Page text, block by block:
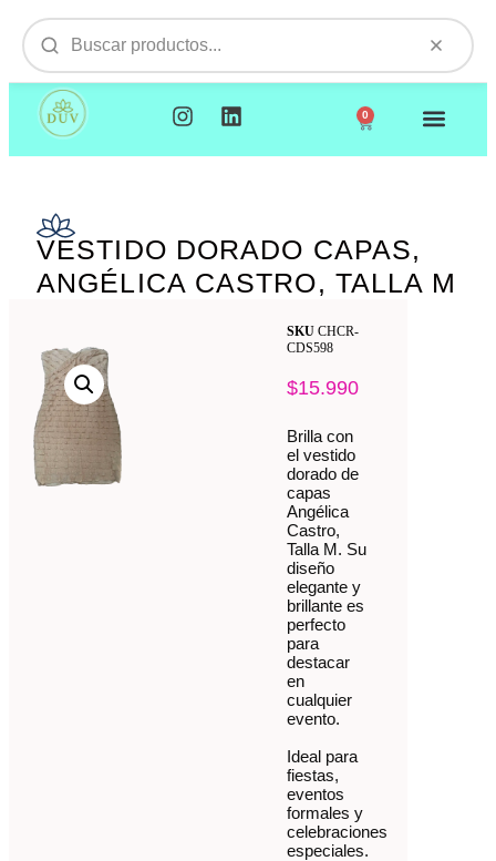
0
VESTIDO DORADO CAPAS,
ANGÉLICA CASTRO, TALLA M
SKUCHCR-
CDS598
$15.990
Brilla con
el vestido
dorado de
capas
Angélica
Castro,
Talla M. Su
diseño
elegante y
brillante es
perfecto
para
destacar
en
cualquier
evento.
Ideal para
fiestas,
eventos
formales y
celebraciones
especiales.